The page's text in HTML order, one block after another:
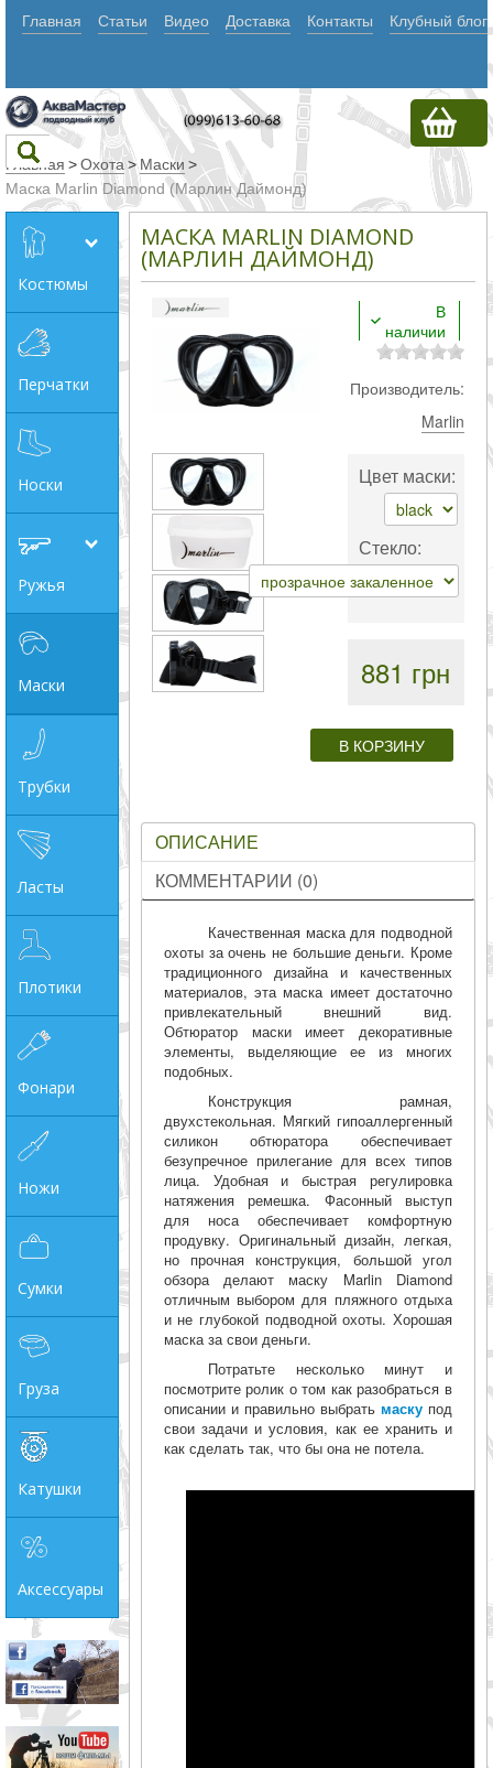
Главная Статьи Видео Доставка Контакты Клубный блог
Текст
Любое из
Все
слова
Производитель
_JSHOP_SEARCH_COINS
до
грн
Главная >Охота > Маски >
Маска Marlin Diamond (Марлин Даймонд)
Костюмы
Перчатки
Носки
Ружья
Маски
Трубки
Ласты
Плотики
Фонари
Ножи
Сумки
Груза
Катушки
Аксессуары
МАСКА MARLIN DIAMOND
(МАРЛИН ДАЙМОНД)
В
наличии
Производитель:
Marlin
Цвет маски:
Стекло:
881 грн
ОПИСАНИЕ
КОММЕНТАРИИ (0)
Качественная маска для подводной
охоты за очень не большие деньги. Кроме
традиционного дизайна и качественных
материалов, эта маска имеет достаточно
привлекательный внешний вид.
Обтюратор маски имеет декоративные
элементы, выделяющие ее из многих
подобных.
Конструкция рамная,
двухстекольная. Мягкий гипоаллергенный
силикон обтюратора обеспечивает
безупречное прилегание для всех типов
лица. Удобная и быстрая регулировка
натяжения ремешка. Фасонный выступ
для носа обеспечивает комфортную
продувку. Оригинальный дизайн, легкая,
но прочная конструкция, большой угол
обзора делают маску Marlin Diamond
отличным выбором для пляжного отдыха
и не глубокой подводной охоты. Хорошая
маска за свои деньги.
Потратьте несколько минут и
посмотрите ролик о том как разобраться в
описании и правильно выбрать маскупод
свои задачи и условия, как ее хранить и
как сделать так, что бы она не потела.